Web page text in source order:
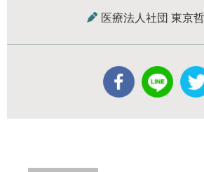
医療法人社団 東京